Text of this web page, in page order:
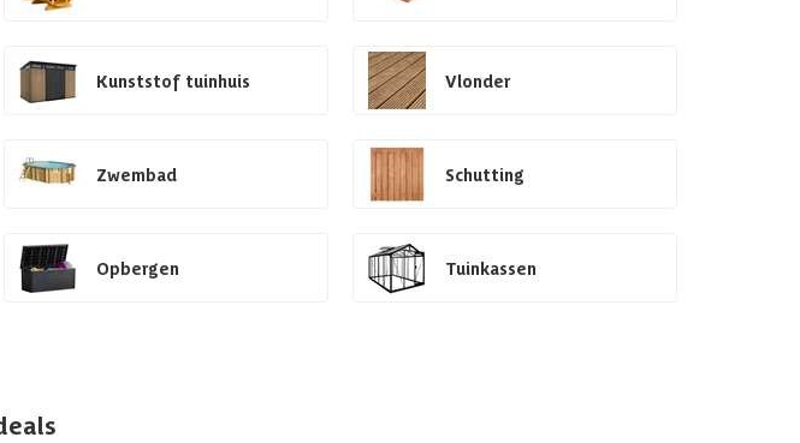
Kunststof tuinhuis Vlonder
Zwembad Schutting
Opbergen Tuinkassen